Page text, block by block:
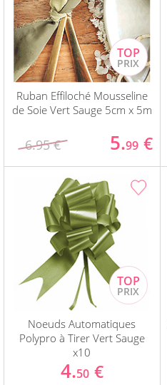
Ruban Effiloché Mousseline
de Soie Vert Sauge 5cm x 5m
6.95 € 5.99 €
Noeuds Automatiques
Polypro à Tirer Vert Sauge
x10
4.50 €